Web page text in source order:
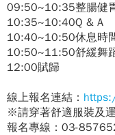
09:50~10:35整腸健
10:35~10:40Q & A
10:40~10:50休息時
10:50~11:50舒緩舞
12:00賦歸
線上報名連結：
※請穿著舒適服裝及
報名專線：03-